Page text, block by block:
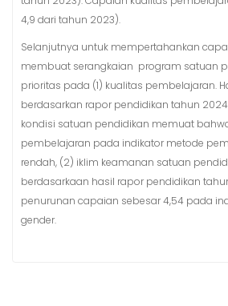
4,9 dari tahun 2023).
Selanjutnya untuk mempertahankan
membuat serangkaian program satuan
prioritas pada (1) kualitas pembelajaran.
berdasarkan rapor pendidikan tahun
kondisi satuan pendidikan memuat
pembelajaran pada indikator metode
rendah, (2) iklim keamanan satuan
berdasarkaan hasil rapor pendidikan
penurunan capaian sebesar 4,54 pada
gender.